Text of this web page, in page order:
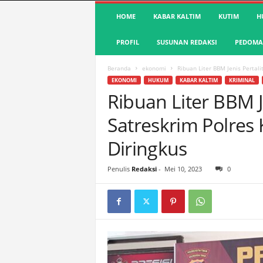
S
a
HOME KABAR KALTIM KUTIM
PROFIL SUSUNAN REDAKSI
Beranda ekonomi Ribuan Liter BBM Jenis
EKONOMI HUKUM KABAR KALTIM KRIMINAL
Ribuan Liter BBM
Satreskrim Polres
Diringkus
Penulis Redaksi- Mei 10, 2023 0